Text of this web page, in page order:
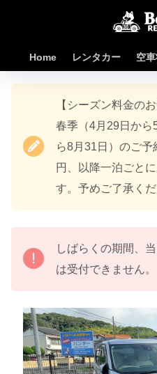
Home レンタカー 空
【シーズン料金のお
春季（4月29日から
ら8月31日）のご
円、以降一泊ごと
す。予めご了承くだ
しばらくの期間、
は受付できません。